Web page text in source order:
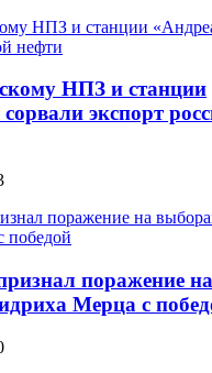
НПЗ и станции
экспорт
поражение
Мерца с